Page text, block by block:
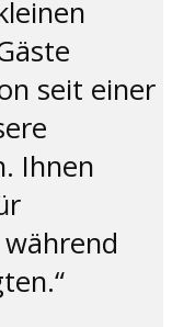
seit einer
Ihnen